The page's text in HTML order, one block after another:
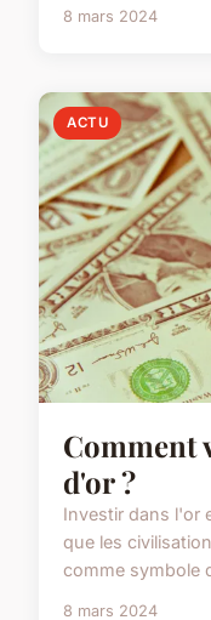
8 mars 2024
ACTU
Comment
d'or ?
Investir dans l'or
que les
comme symbole
8 mars 2024